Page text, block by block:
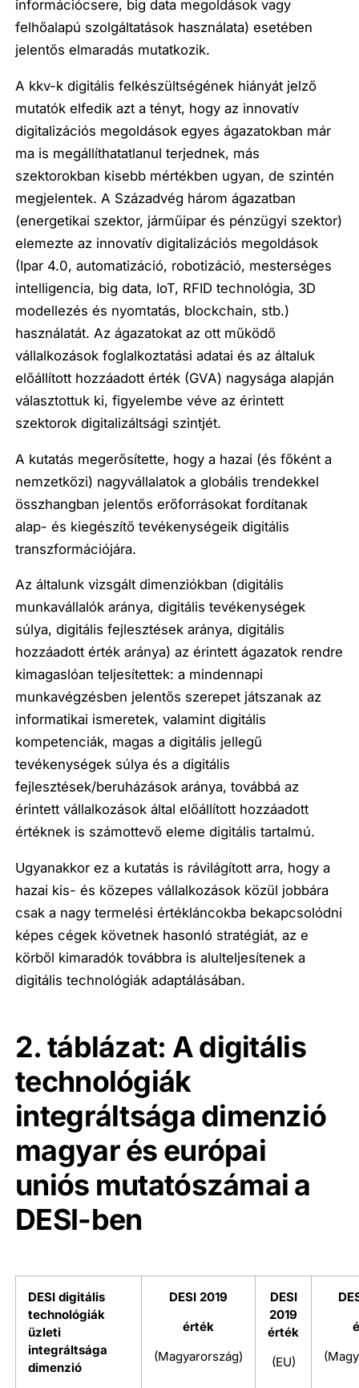
információcsere, big data megoldások vagy
felhőalapú szolgáltatások használata) esetében
jelentős elmaradás mutatkozik.
A kkv-k digitális felkészültségének hiányát jelző
mutatók elfedik azt a tényt, hogy az innovatív
digitalizációs megoldások egyes ágazatokban már
ma is megállíthatatlanul terjednek, más
szektorokban kisebb mértékben ugyan, de szintén
megjelentek. A Századvég három ágazatban
(energetikai szektor, járműipar és pénzügyi szektor)
elemezte az innovatív digitalizációs megoldások
(Ipar 4.0, automatizáció, robotizáció, mesterséges
intelligencia, big data, IoT, RFID technológia, 3D
modellezés és nyomtatás, blockchain, stb.)
használatát. Az ágazatokat az ott működő
vállalkozások foglalkoztatási adatai és az általuk
előállított hozzáadott érték (GVA) nagysága alapján
választottuk ki, figyelembe véve az érintett
szektorok digitalizáltsági szintjét.
A kutatás megerősítette, hogya hazai (és főként a
nemzetközi) nagyvállalatok a globális trendekkel
összhangban jelentős erőforrásokat fordítanak
alap- és kiegészítő tevékenységeik digitális
transzformációjára.
Az általunk vizsgált dimenziókban (digitális
munkavállalók aránya, digitális tevékenységek
súlya, digitális fejlesztések aránya, digitális
hozzáadott érték aránya) az érintett ágazatok rendre
kimagaslóan teljesítettek: a mindennapi
munkavégzésben jelentős szerepet játszanak az
informatikai ismeretek, valamint digitális
kompetenciák, magas a digitális jellegű
tevékenységek súlya és a digitális
fejlesztések/beruházások aránya, továbbá az
érintett vállalkozások által előállított hozzáadott
értéknek is számottevő eleme digitális tartalmú.
Ugyanakkor ez a kutatás is rávilágított arra, hogy a
hazai kis- és közepes vállalkozások közül jobbára
csak a nagy termelési értékláncokba bekapcsolódni
képes cégek követnek hasonló stratégiát, az e
körből kimaradók továbbra is alulteljesítenek a
digitális technológiák adaptálásában.
2. táblázat: A digitális
technológiák
integráltsága dimenzió
magyar és európai
uniós mutatószámai a
DESI-ben
DESI digitális
technológiák
üzleti
integráltsága
dimenzió
DESI 2019
érték
(Magyarország)
DESI
2019
érték
(EU)